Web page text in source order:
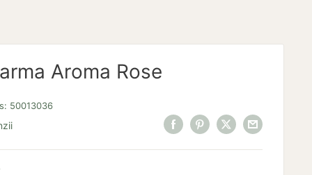
Aroma Rose
50013036